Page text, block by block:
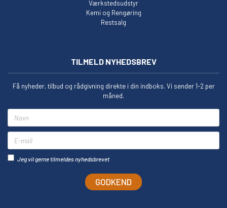
Værkstedsudstyr
Kemi og Rengøring
Restsalg
TILMELD NYHEDSBREV
Få nyheder, tilbud og rådgivning direkte i din indboks. Vi sender 1-2 per
måned.
Jeg vil gerne tilmeldes nyhedsbrevet
GODKEND